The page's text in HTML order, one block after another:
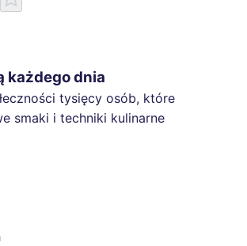
każdego dnia
tysięcy osób, które
smaki i techniki kulinarne